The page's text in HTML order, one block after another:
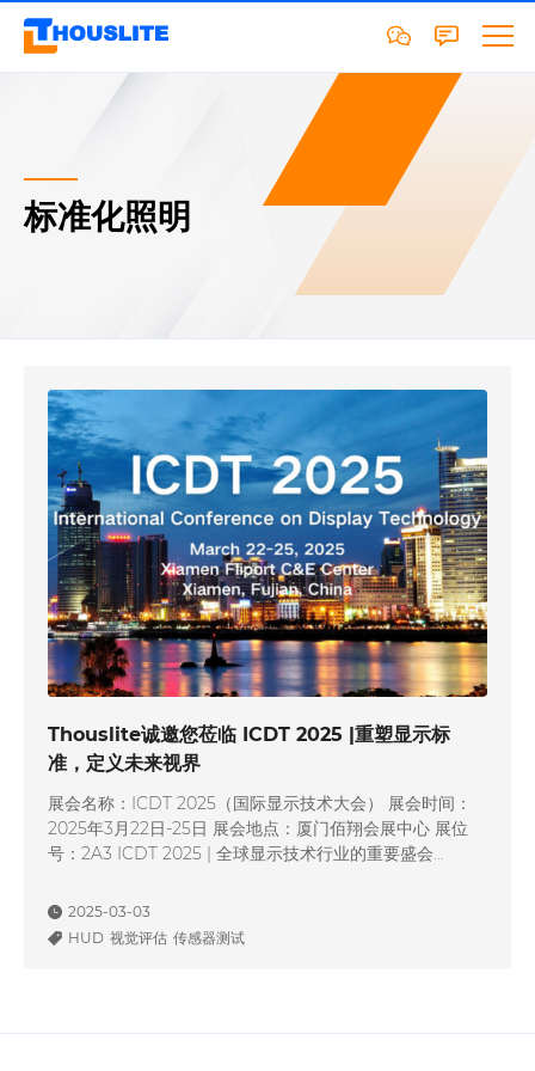
标准化照明
Thouslite诚邀您莅临 ICDT 2025 |重塑显示标
准，定义未来视界
展会名称：ICDT 2025（国际显示技术大会） 展会时间：
2025年3月22日-25日 展会地点：厦门佰翔会展中心 展位
号：2A3 ICDT 2025 | 全球显示技术行业的重要盛会
办，是全球显示技术领域的重要交流平台，汇聚显示面板、
光学影像、智能制造、Micro/Mini-LED、OLED、车载显
2025-03-03
HUD 视觉评估 传感器测试